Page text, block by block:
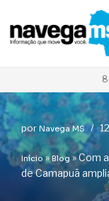
Pular
para
por Navega MS
Início»Blog»Com
de Camapuã